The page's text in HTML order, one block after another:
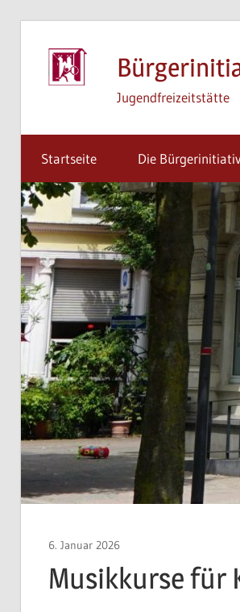
Inhalt
springen
Jugendfreizeitstätte
Startseite Die
6. Januar 2026bi-admin
Musikkurse für